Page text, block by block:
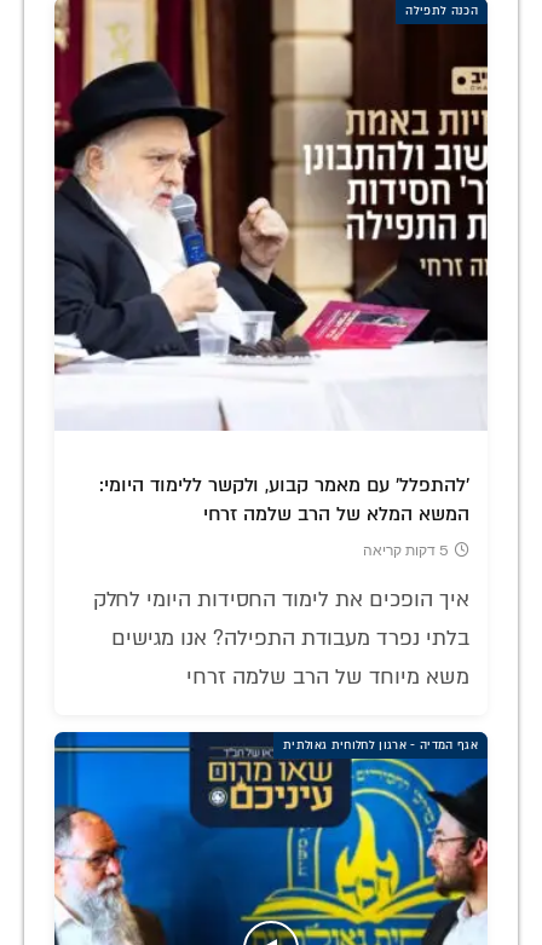
הכנה לתפילה
'להתפלל' עם מאמר קבוע, ולקשר ללימוד היומי:
המשא המלא של הרב שלמה זרחי
5 דקות קריאה
איך הופכים את לימוד החסידות היומי לחלק
בלתי נפרד מעבודת התפילה? אנו מגישים
משא מיוחד של הרב שלמה זרחי
אגף המדיה - ארגון לחלוחית גאולתית